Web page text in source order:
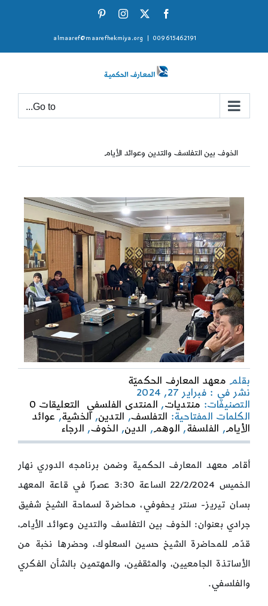
Facebook
X
Instagram
009615462191
almaaref@maarefhekmiya.org
Go to...
الخوف بين التفلسف والتدين وعوائد الأيام
بقلم معهد المعارف الحكميّة
نشر في : فبراير 27, 2024
التصنيفات: منتديات, المنتدى الفلسفي التعليقات 0
وعوائد
الكلمات المفتاحية: التفلسف, التدين,الخشية, عوائد
الأيام, الفلسفة, الوهم, الدين, الخوف, الرجاء
أقام معهد المعارف الحكمية وضمن برنامجه الدوري نهار
الخميس 22/2/2024 الساعة 3:30 عصرًا في قاعة المعهد
بسان تيريز- سنتر يحفوفي، محاضرة لسماحة الشيخ شفيق
جرادي بعنوان: الخوف بين التفلسف والتدين وعوائد الأيام،
قدّم للمحاضرة الشيخ حسين السعلوك، وحضرها نخبة من
الأساتذة الجامعيين، والمثقفين، والمهتمين بالشأن الفكري
والفلسفي.